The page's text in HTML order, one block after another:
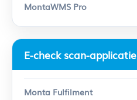
E-check scan-applicatie